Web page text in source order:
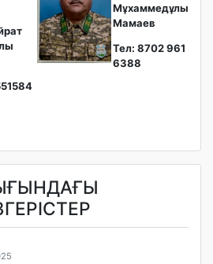
Мұхаммедұлы
Мамаев
Тел: 8702 961
6388